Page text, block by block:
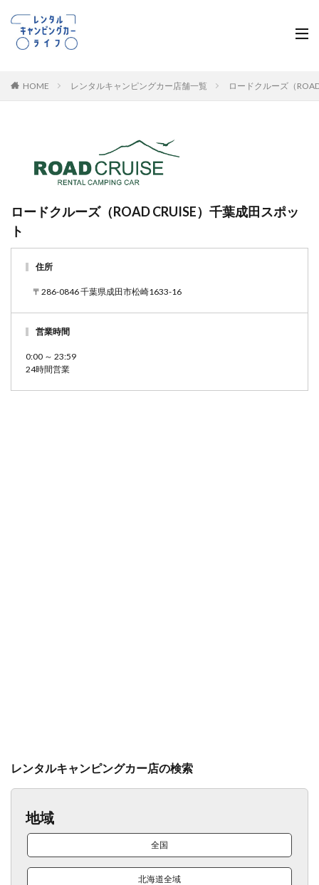
HOME レンタルキャンピングカー店舗一覧 ロードクルーズ（
ロードクルーズ（ROAD CRUISE）千葉成田スポッ
ト
住所
〒286-0846 千葉県成田市松崎1633-16
営業時間
0:00 ～ 23:59
24時間営業
レンタルキャンピングカー店の検索
地域
全国
北海道全域